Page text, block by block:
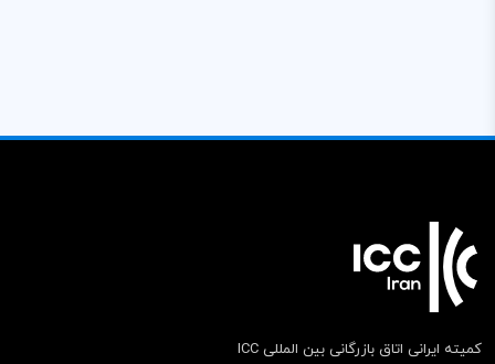
کمیته ایرانی اتاق بازرگانی بین المللی ICC